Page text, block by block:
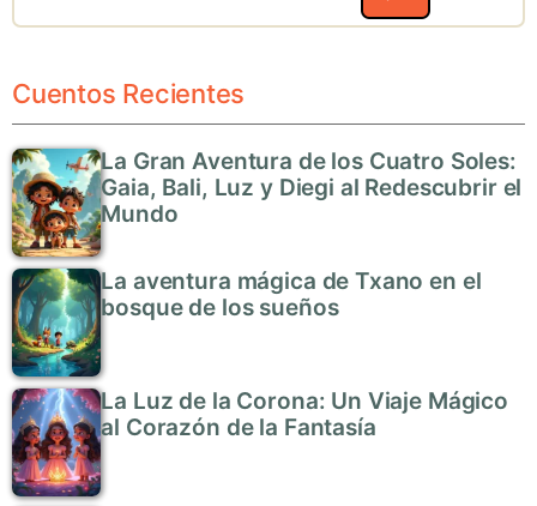
Cuentos Recientes
La Gran Aventura de los Cuatro Soles:
Gaia, Bali, Luz y Diegi al Redescubrir el
Mundo
La aventura mágica de Txano en el
bosque de los sueños
La Luz de la Corona: Un Viaje Mágico
al Corazón de la Fantasía